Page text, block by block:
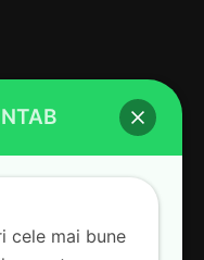
cele mai bune